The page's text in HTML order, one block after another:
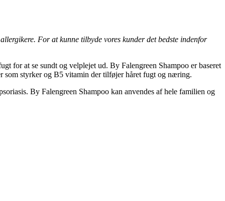
For at kunne tilbyde vores kunder det bedste indenfor
for at se sundt og velplejet ud. By Falengreen Shampoo er baseret
som styrker og B5 vitamin der tilføjer håret fugt og næring.
By Falengreen Shampoo kan anvendes af hele familien og